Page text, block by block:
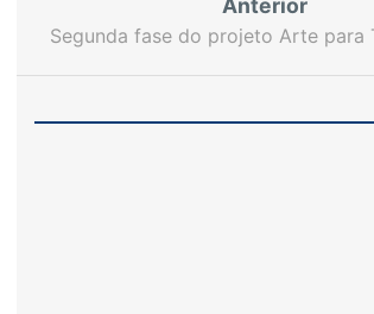
Anterior
Segunda fase do projeto Arte para